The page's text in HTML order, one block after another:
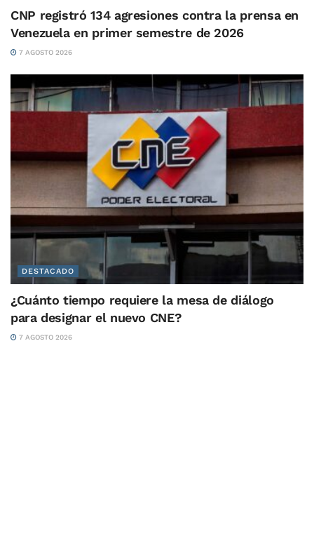
CNP registró 134 agresiones contra la prensa en
Venezuela en primer semestre de 2026
7 AGOSTO 2026
DESTACADO
¿Cuánto tiempo requiere la mesa de diálogo
para designar el nuevo CNE?
7 AGOSTO 2026